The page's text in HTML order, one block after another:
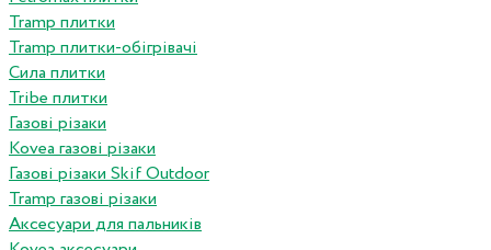
Tramp плитки
Tramp плитки-обігрівачі
Сила плитки
Tribe плитки
Газові різаки
Kovea газові різаки
Газові різаки Skif Outdoor
Tramp газові різаки
Аксесуари для пальників